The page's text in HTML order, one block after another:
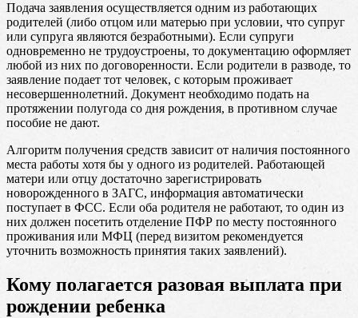
Подача заявления осуществляется одним из работающих
родителей (либо отцом или матерью при условии, что супруг
или супруга являются безработными). Если супруги
одновременно не трудоустроены, то документацию оформляет
любой из них по договоренности. Если родители в разводе, то
заявление подает тот человек, с которым проживает
несовершеннолетний. Документ необходимо подать на
протяжении полугода со дня рождения, в противном случае
пособие не дают.
Алгоритм получения средств зависит от наличия постоянного
места работы хотя бы у одного из родителей. Работающей
матери или отцу достаточно зарегистрировать
новорожденного в ЗАГС, информация автоматически
поступает в ФСС. Если оба родителя не работают, то один из
них должен посетить отделение ПФР по месту постоянного
проживания или МФЦ (перед визитом рекомендуется
уточнить возможность принятия таких заявлений).
Кому полагается разовая выплата при
рождении ребенка